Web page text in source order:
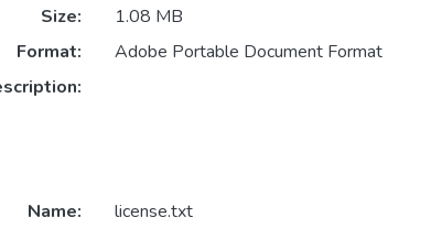
Size:
1.08 MB
Format:
Adobe Portable Document Format
Name:
license.txt